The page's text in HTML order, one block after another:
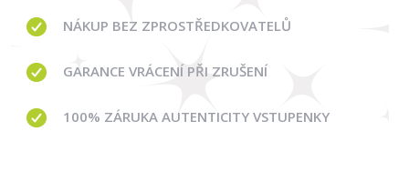
NÁKUP BEZ ZPROSTŘEDKOVATELŮ
GARANCE VRÁCENÍ PŘI ZRUŠENÍ
100% ZÁRUKA AUTENTICITY VSTUPENKY